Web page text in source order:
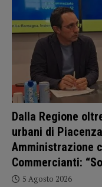
Dalla Regione
urbani di
Amministrazione
Commercianti:
5 Agosto 2026